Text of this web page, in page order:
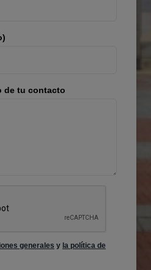
de tu contacto
generales y la política de